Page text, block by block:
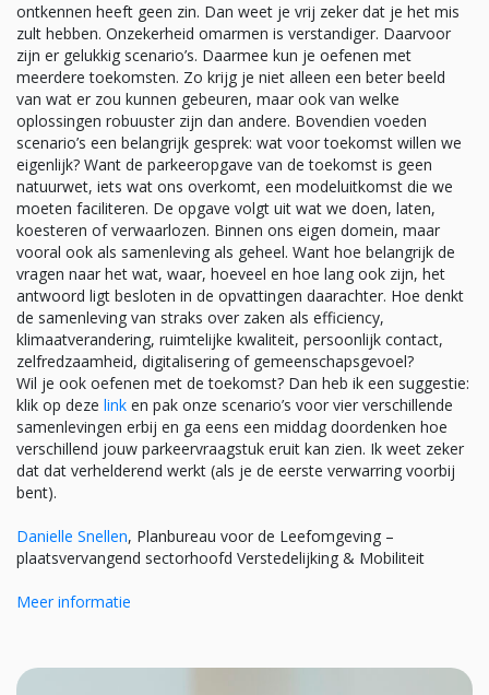
ontkennen heeft geen zin. Dan weet je vrij zeker dat je het mis
zult hebben. Onzekerheid omarmen is verstandiger. Daarvoor
zijn er gelukkig scenario’s. Daarmee kun je oefenen met
meerdere toekomsten. Zo krijg je niet alleen een beter beeld
van wat er zou kunnen gebeuren, maar ook van welke
oplossingen robuuster zijn dan andere. Bovendien voeden
scenario’s een belangrijk gesprek: wat voor toekomst willen we
eigenlijk? Want de parkeeropgave van de toekomst is geen
natuurwet, iets wat ons overkomt, een modeluitkomst die we
moeten faciliteren. De opgave volgt uit wat we doen, laten,
koesteren of verwaarlozen. Binnen ons eigen domein, maar
vooral ook als samenleving als geheel. Want hoe belangrijk de
vragen naar het wat, waar, hoeveel en hoe lang ook zijn, het
antwoord ligt besloten in de opvattingen daarachter. Hoe denkt
de samenleving van straks over zaken als efficiency,
klimaatverandering, ruimtelijke kwaliteit, persoonlijk contact,
zelfredzaamheid, digitalisering of gemeenschapsgevoel?
Wil je ook oefenen met de toekomst? Dan heb ik een suggestie:
klik op deze link en pak onze scenario’s voor vier verschillende
samenlevingen erbij en ga eens een middag doordenken hoe
verschillend jouw parkeervraagstuk eruit kan zien. Ik weet zeker
dat dat verhelderend werkt (als je de eerste verwarring voorbij
bent).
Danielle Snellen, Planbureau voor de Leefomgeving –
plaatsvervangend sectorhoofd Verstedelijking & Mobiliteit
Meer informatie